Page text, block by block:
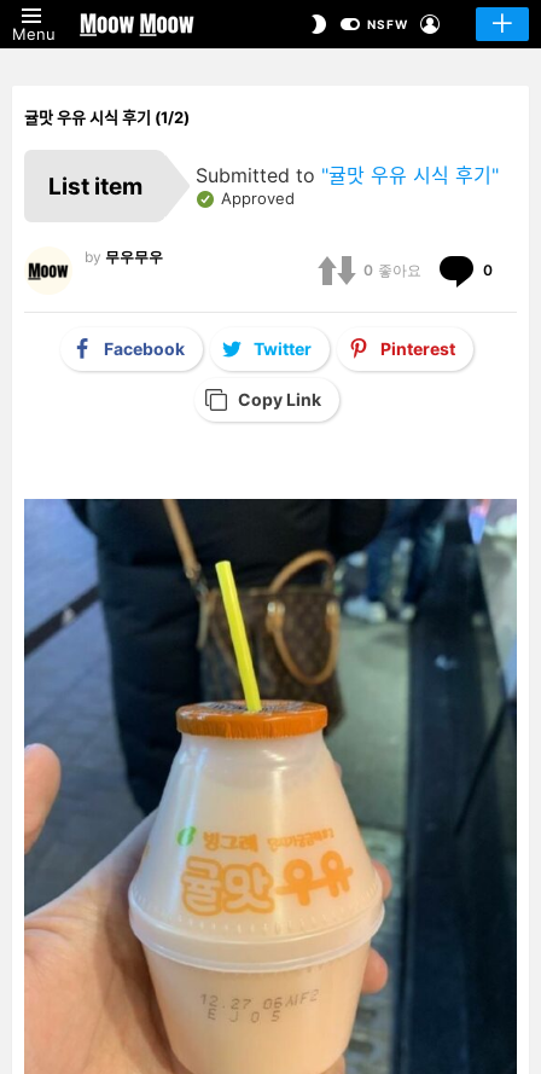
Menu
SWITCHNSFW
귤맛 우유 시식 후기 (1/2)
List item Submitted to "귤맛 우유 시식 후기"
Approved
by 무우무우
0 좋아요 0
Facebook Twitter Pinterest
Copy Link